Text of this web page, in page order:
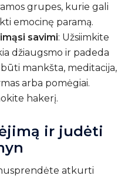
grupes, kurie gali
emocinę paramą.
savimi: Užsiimkite
džiaugsmo ir padeda
mankšta, meditacija,
arba pomėgiai.
hakerį.
ir judėti
atkurti